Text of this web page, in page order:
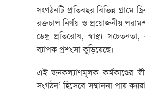
সংগঠনটি প্রতিবছর বিভিন্ন
রক্তচাপ নির্ণয় ও প্রয়োজনীয়
ডেঙ্গু প্রতিরোধ, স্বাস্থ্য
ব্যাপক প্রশংসা কুড়িয়েছে।
এই জনকল্যাণমূলক কর্মকাণ্ডের
সংগঠন’ হিসেবে সম্মাননা পায়